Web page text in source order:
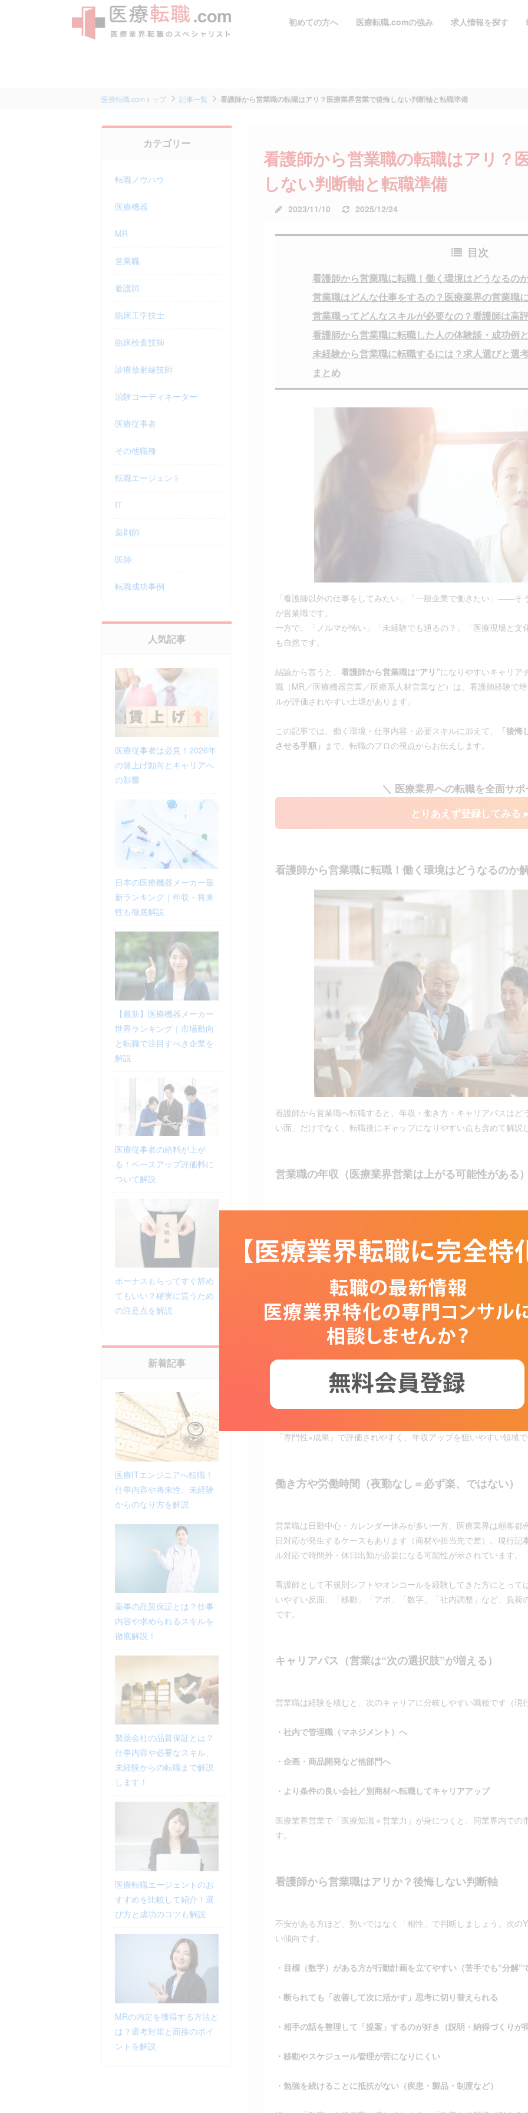
初めての方へ 医療転職.comの強み 求人情報を探す
医療転職.comトップ 記事一覧 看護師から営業職の転職はアリ？医療業界営業で後悔しない判断軸と転職準備
看護師から営業職の転職はアリ？
しない判断軸と転職準備
公
日:
2023/11/10
更
日:
2025/12/24
目次
看護師から営業職に転職！働く環境はどうなるの
営業職はどんな仕事をするの？医療業界の営業職
営業職ってどんなスキルが必要なの？看護師は高
看護師から営業職に転職した人の体験談・成功例
未経験から営業職に転職するには？求人選びと選
まとめ
「看護師以外の仕事をしてみたい」「一般企業で働きたい」——そ
が営業職です。
一方で、「ノルマが怖い」「未経験でも通るの？」「医療現場と
も自然です。
結論から言うと、 看護師から営業職は“アリ”になりやすいキャリア
職（MR／医療機器営業／医療系人材営業など）は、看護師経験で
ルが評価されやすい土壌があります。
この記事では、働く環境・仕事内容・必要スキルに加えて、
「後
させる手順」 まで、転職のプロの視点からお伝えします。
＼ 医療業界への転職を全面サ
とりあえず登録してみる
看護師から営業職に転職！働く環境はどうなるのか
看護師から営業職へ転職すると、年収・働き方・キャリアパスは
い面」だけでなく、転職後にギャップになりやすい点も含めて解説
営業職の年収（医療業界営業は上がる可能性がある
・MR（医薬情報担当者）の賃金（年収）：全国 618.3万円
・看護師の賃金（年収）：全国 519.7万円
・医療機器メーカーの営業：平均年収 548.9万円
職業情報提供サイト（job tag）：医薬情報担当者（MR）
職業情報提供サイト（job tag）：看護師
「専門性×成果」で評価されやすく、年収アップを狙いやすい領域
働き方や労働時間（夜勤なし＝必ず楽、ではない）
営業職は日勤中心・カレンダー休みが多い一方、医療業界は顧客都
日対応が発生するケースもあります（商材や担当先で差）。現行
ル対応で時間外・休日出勤が必要になる可能性が示されています。
看護師として不規則シフトやオンコールを経験してきた方にとっ
いやすい反面、「移動」「アポ」「数字」「社内調整」など、負
です。
キャリアパス（営業は“次の選択肢”が増える）
営業職は経験を積むと、次のキャリアに分岐しやすい職種です（現
・社内で管理職（マネジメント）へ
・企画・商品開発など他部門へ
・より条件の良い会社／別商材へ転職してキャリアアップ
医療業界営業で「医療知識＋営業力」が身につくと、同業界内での
す。
看護師から営業職はアリか？後悔しない判断軸
不安がある方ほど、勢いではなく「相性」で判断しましょう。次の
い傾向です。
・目標（数字）がある方が行動計画を立てやすい（苦手でも“分解”
・断られても「改善して次に活かす」思考に切り替えられる
・相手の話を整理して「提案」するのが好き（説明・納得づくりが
・移動やスケジュール管理が苦になりにくい
・勉強を続けることに抵抗がない（疾患・製品・制度など）
カテゴリー
転職ノウハウ
医療機器
MR
営業職
看護師
臨床工学技士
臨床検査技師
診療放射線技師
治験コーディネーター
医療従事者
その他職種
転職エージェント
IT
薬剤師
医師
転職成功事例
人気記事
医療従事者は必見！2026年
の賃上げ動向とキャリアへ
の影響
日本の医療機器メーカー最
新ランキング｜年収・将来
性も徹底解説
【最新】医療機器メーカー
世界ランキング｜市場動向
と転職で注目すべき企業を
解説
医療従事者の給料が上が
る！ベースアップ評価料に
ついて解説
ボーナスもらってすぐ辞め
てもいい？確実に貰うため
の注意点を解説
新着記事
医療ITエンジニアへ転職！
仕事内容や将来性、未経験
からのなり方を解説
薬事の品質保証とは？仕事
内容や求められるスキルを
徹底解説！
製薬会社の品質保証とは？
仕事内容や必要なスキル、
未経験からの転職まで解説
します！
医療転職エージェントのお
すすめを比較して紹介！選
び方と成功のコツも解説
MRの内定を獲得する方法と
は？選考対策と面接のポイ
ントを解説